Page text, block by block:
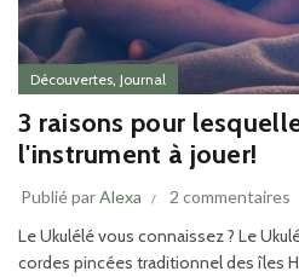
Découvertes, Journal
3 raisons pour
l'instrument à jouer!
Publié parAlexa 2 commentaires
Le Ukulélé vous connaissez ? Le
cordes pincées traditionnel des îles